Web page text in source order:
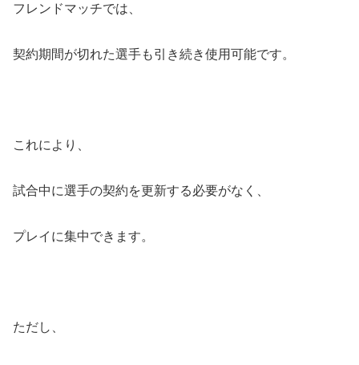
フレンドマッチでは、
契約期間が切れた選手も引き続き使用可能です。
これにより、
試合中に選手の契約を更新する必要がなく、
プレイに集中できます。
ただし、